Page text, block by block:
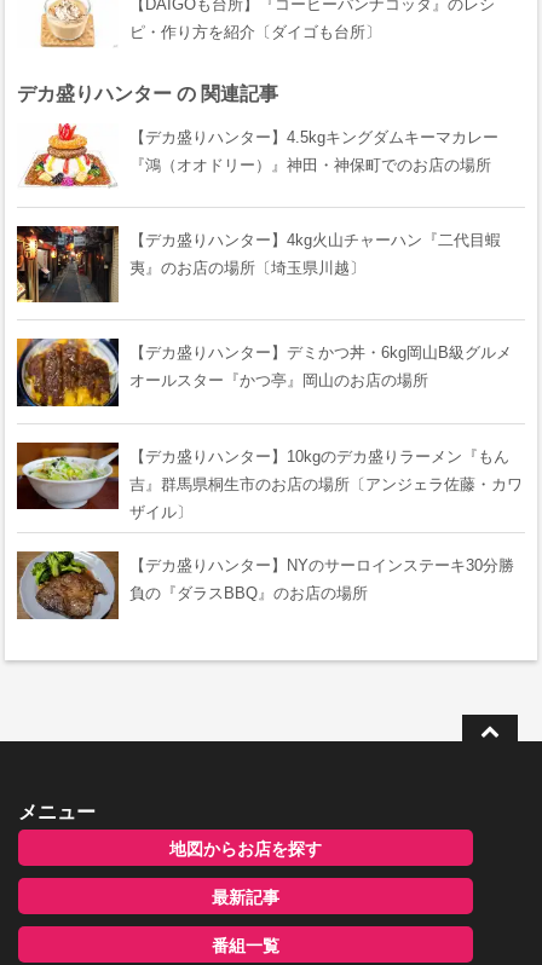
【DAIGOも台所】『コーヒーパンナコッタ』のレシ
ピ・作り方を紹介〔ダイゴも台所〕
デカ盛りハンター の 関連記事
【デカ盛りハンター】4.5kgキングダムキーマカレー
『鴻（オオドリー）』神田・神保町でのお店の場所
【デカ盛りハンター】4kg火山チャーハン『二代目蝦
夷』のお店の場所〔埼玉県川越〕
【デカ盛りハンター】デミかつ丼・6kg岡山B級グルメ
オールスター『かつ亭』岡山のお店の場所
【デカ盛りハンター】10kgのデカ盛りラーメン『もん
吉』群馬県桐生市のお店の場所〔アンジェラ佐藤・カワ
ザイル〕
【デカ盛りハンター】NYのサーロインステーキ30分勝
負の『ダラスBBQ』のお店の場所
メニュー
地図からお店を探す
最新記事
番組一覧